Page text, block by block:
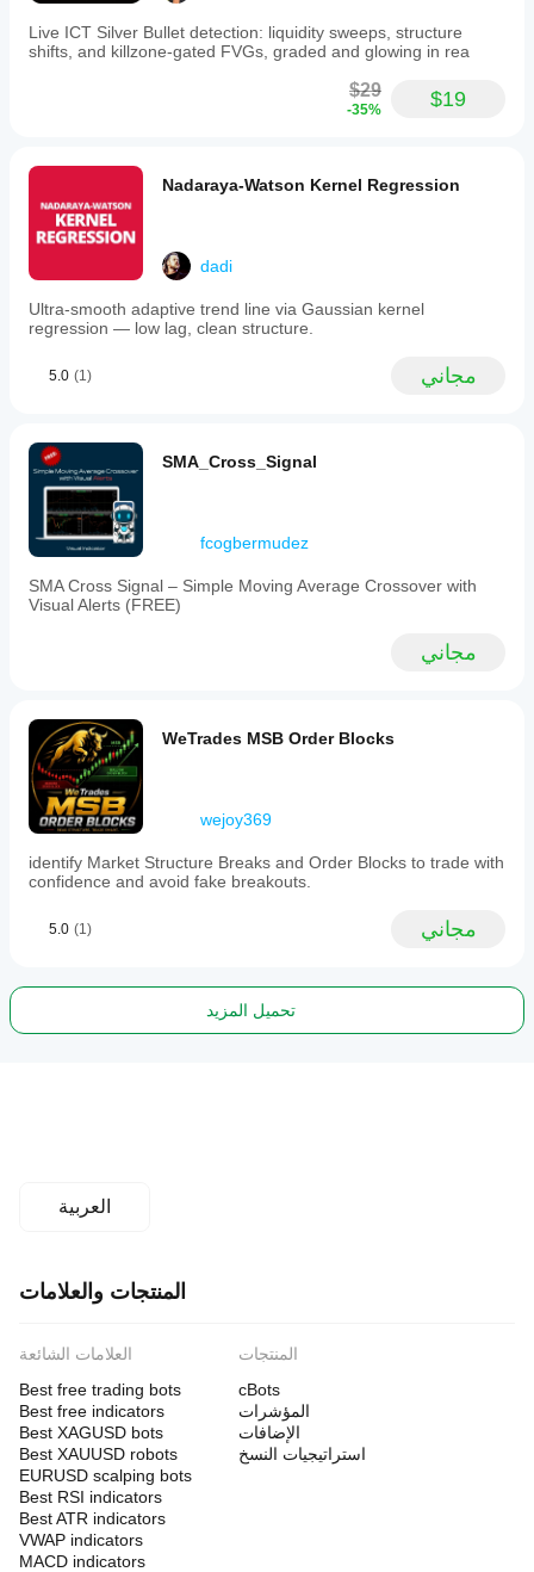
Live ICT Silver Bullet detection: liquidity sweeps, structure
shifts, and killzone-gated FVGs, graded and glowing in rea
$29
-35% $19
Nadaraya-Watson Kernel Regression
dadi
Ultra-smooth adaptive trend line via Gaussian kernel
regression — low lag, clean structure.
5.0 (1) مجاني
SMA_Cross_Signal
fcogbermudez
SMA Cross Signal – Simple Moving Average Crossover with
Visual Alerts (FREE)
مجاني
WeTrades MSB Order Blocks
wejoy369
identify Market Structure Breaks and Order Blocks to trade with
confidence and avoid fake breakouts.
5.0 (1) مجاني
تحميل المزيد
العربية
المنتجات والعلامات
العلامات الشائعة
Best free trading bots
Best free indicators
Best XAGUSD bots
Best XAUUSD robots
EURUSD scalping bots
Best RSI indicators
Best ATR indicators
VWAP indicators
MACD indicators
المنتجات
cBots
المؤشرات
الإضافات
استراتيجيات النسخ